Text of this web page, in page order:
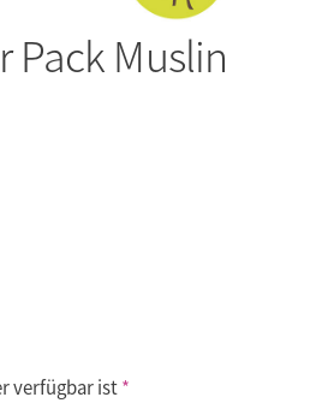
Pack Muslin
verfügbar ist